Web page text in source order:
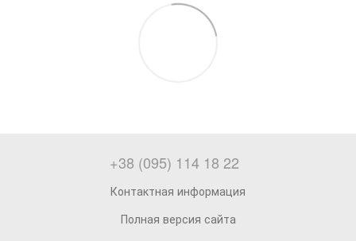
+38 (095) 114 18 22
Контактная информация
Полная версия сайта